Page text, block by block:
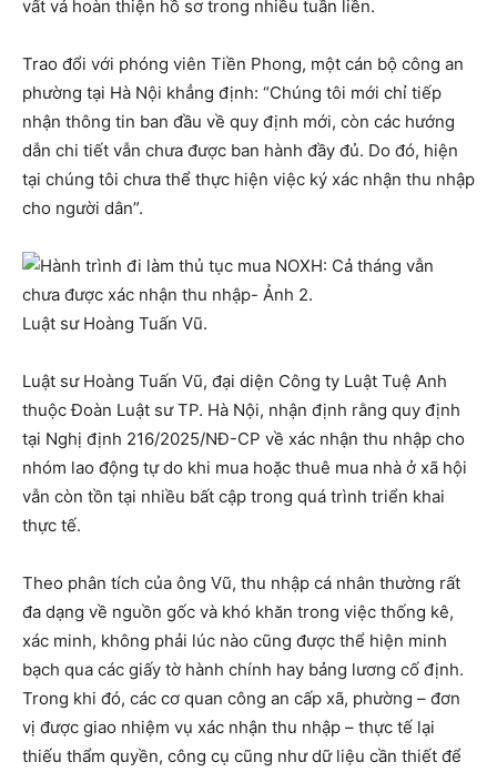
vất vả hoàn thiện hồ sơ trong nhiều tuần liền.
Trao đổi với phóng viên Tiền Phong, một cán bộ công an
phường tại Hà Nội khẳng định: “Chúng tôi mới chỉ tiếp
nhận thông tin ban đầu về quy định mới, còn các hướng
dẫn chi tiết vẫn chưa được ban hành đầy đủ. Do đó, hiện
tại chúng tôi chưa thể thực hiện việc ký xác nhận thu nhập
cho người dân”.
Luật sư Hoàng Tuấn Vũ.
Luật sư Hoàng Tuấn Vũ, đại diện Công ty Luật Tuệ Anh
thuộc Đoàn Luật sư TP. Hà Nội, nhận định rằng quy định
tại Nghị định 216/2025/NĐ-CP về xác nhận thu nhập cho
nhóm lao động tự do khi mua hoặc thuê mua nhà ở xã hội
vẫn còn tồn tại nhiều bất cập trong quá trình triển khai
thực tế.
Theo phân tích của ông Vũ, thu nhập cá nhân thường rất
đa dạng về nguồn gốc và khó khăn trong việc thống kê,
xác minh, không phải lúc nào cũng được thể hiện minh
bạch qua các giấy tờ hành chính hay bảng lương cố định.
Trong khi đó, các cơ quan công an cấp xã, phường – đơn
vị được giao nhiệm vụ xác nhận thu nhập – thực tế lại
thiếu thẩm quyền, công cụ cũng như dữ liệu cần thiết để